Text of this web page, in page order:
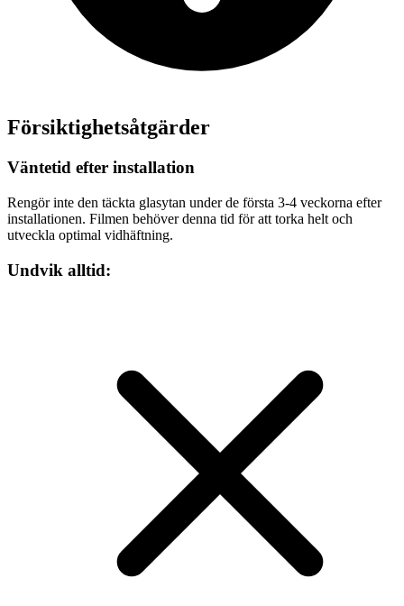
Försiktighetsåtgärder
Väntetid efter installation
Rengör inte den täckta glasytan under de första 3-4 veckorna efter
installationen. Filmen behöver denna tid för att torka helt och
utveckla optimal vidhäftning.
Undvik alltid: